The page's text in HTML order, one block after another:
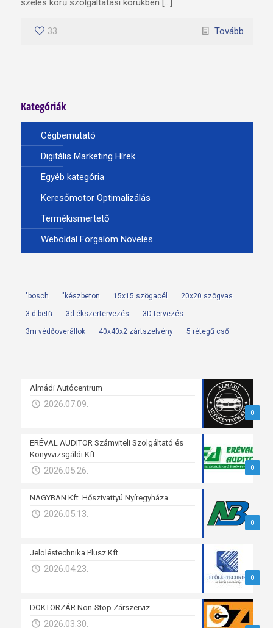
széles körű szolgáltatási körükben […]
33 Tovább
Kategóriák
Cégbemutató
Digitális Marketing Hírek
Egyéb kategória
Keresőmotor Optimalizálás
Termékismertető
Weboldal Forgalom Növelés
"bosch "készbeton 15x15 szögacél 20x20 szögvas
3 d betű 3d ékszertervezés 3D tervezés
3m védőoverállok 40x40x2 zártszelvény 5 rétegű cső
0
Almádi Autócentrum
2026.07.09.
0
ERÉVAL AUDITOR Számviteli Szolgáltató és
Könyvvizsgálói Kft.
2026.05.26.
0
NAGYBAN Kft. Hőszivattyú Nyíregyháza
2026.05.13.
0
Jelöléstechnika Plusz Kft.
2026.04.23.
DOKTORZÁR Non-Stop Zárszerviz
2026.03.30.